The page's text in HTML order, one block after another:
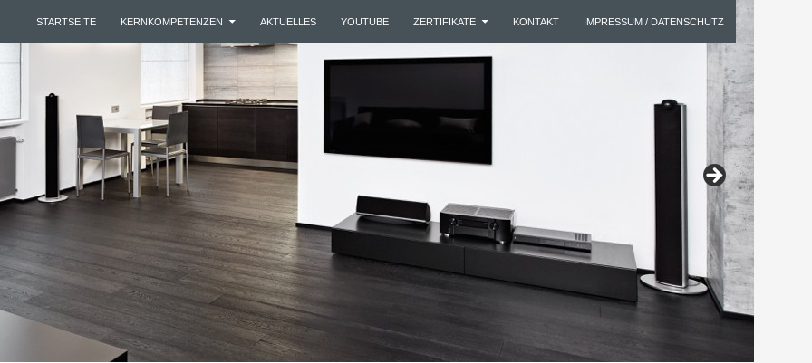
STARTSEITE
KERNKOMPETENZEN AKTUELLES YOUTUBE ZERTIFIKATE KONTAKT IMPRESSUM / DATENSCHUTZ